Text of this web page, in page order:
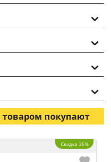
покупают
Скидка 35%